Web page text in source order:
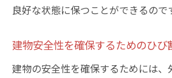
良好な状態に保つことができるので
建物安全性を確保するためのひび
建物の安全性を確保するためには